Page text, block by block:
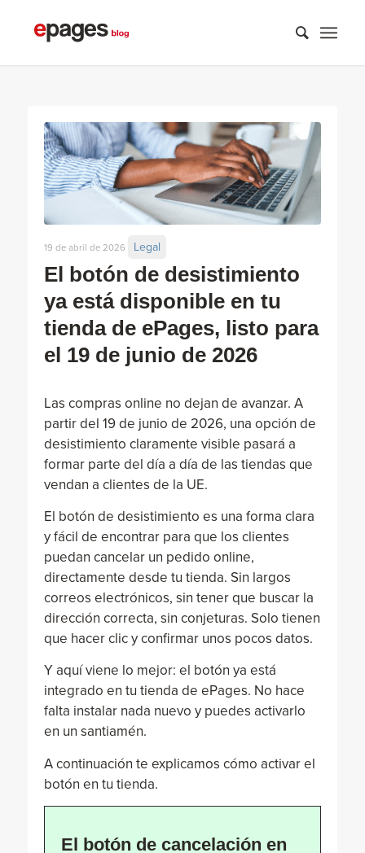
El botón de desistimiento
ya está disponible en tu
tienda de ePages, listo para
el 19 de junio de 2026
19 de abril de 2026 Legal
Las compras online no dejan de avanzar. A
partir del 19 de junio de 2026, una opción de
desistimiento claramente visible pasará a
formar parte del día a día de las tiendas que
vendan a clientes de la UE.
El botón de desistimiento es una forma clara
y fácil de encontrar para que los clientes
puedan cancelar un pedido online,
directamente desde tu tienda. Sin largos
correos electrónicos, sin tener que buscar la
dirección correcta, sin conjeturas. Solo tienen
que hacer clic y confirmar unos pocos datos.
Y aquí viene lo mejor: el botón ya está
integrado en tu tienda de ePages. No hace
falta instalar nada nuevo y puedes activarlo
en un santiamén.
A continuación te explicamos cómo activar el
botón en tu tienda.
El botón de cancelación en